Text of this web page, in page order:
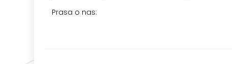
Prasa o nas: